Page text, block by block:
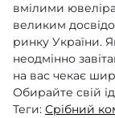
вмілими
великим
ринку України.
неодмінно
на вас чекає
Обирайте свій
Теги: Срібний